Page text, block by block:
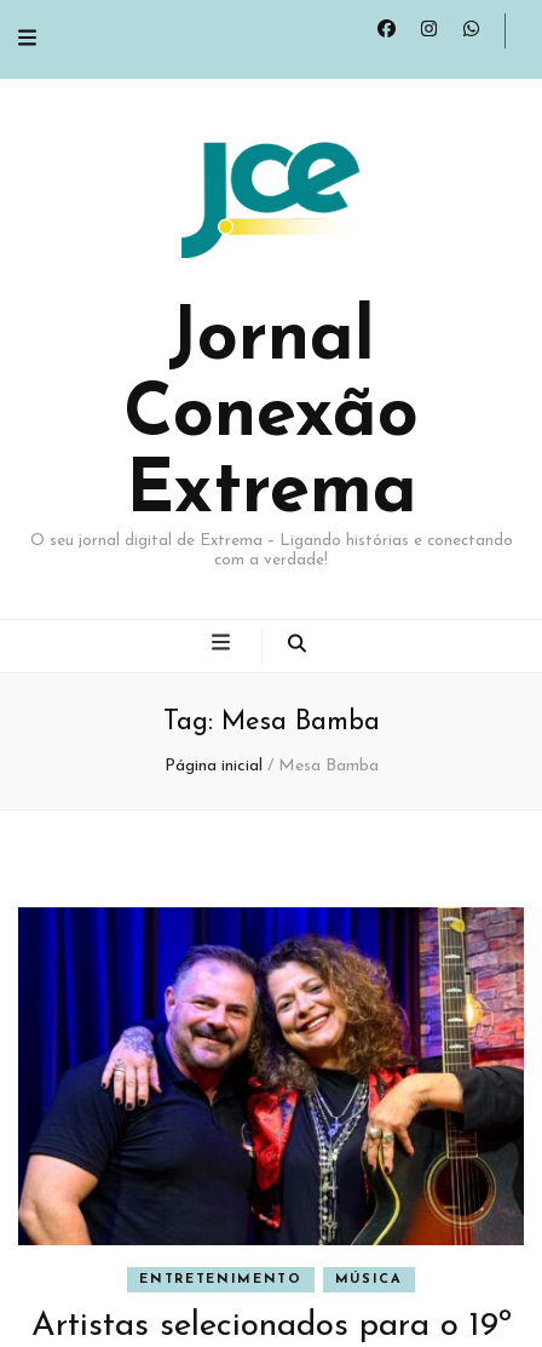
Jornal
Conexão
Extrema
O seu jornal digital de Extrema – Ligando histórias e conectando
com a verdade!
Tag: Mesa Bamba
Página inicial / Mesa Bamba
ENTRETENIMENTO MÚSICA
Artistas selecionados para o 19º